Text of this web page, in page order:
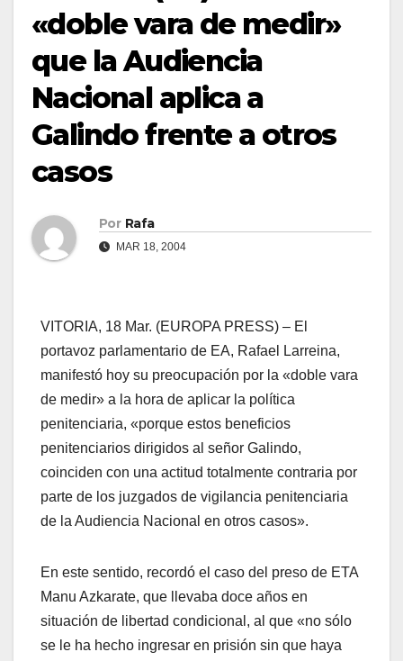
«doble vara de medir»
que la Audiencia
Nacional aplica a
Galindo frente a otros
casos
Por Rafa
MAR 18, 2004
VITORIA, 18 Mar. (EUROPA PRESS) – El
portavoz parlamentario de EA, Rafael Larreina,
manifestó hoy su preocupación por la «doble vara
de medir» a la hora de aplicar la polí­tica
penitenciaria, «porque estos beneficios
penitenciarios dirigidos al señor Galindo,
coinciden con una actitud totalmente contraria por
parte de los juzgados de vigilancia penitenciaria
de la Audiencia Nacional en otros casos».
En este sentido, recordó el caso del preso de ETA
Manu Azkarate, que llevaba doce años en
situación de libertad condicional, al que «no sólo
se le ha hecho ingresar en prisión sin que haya